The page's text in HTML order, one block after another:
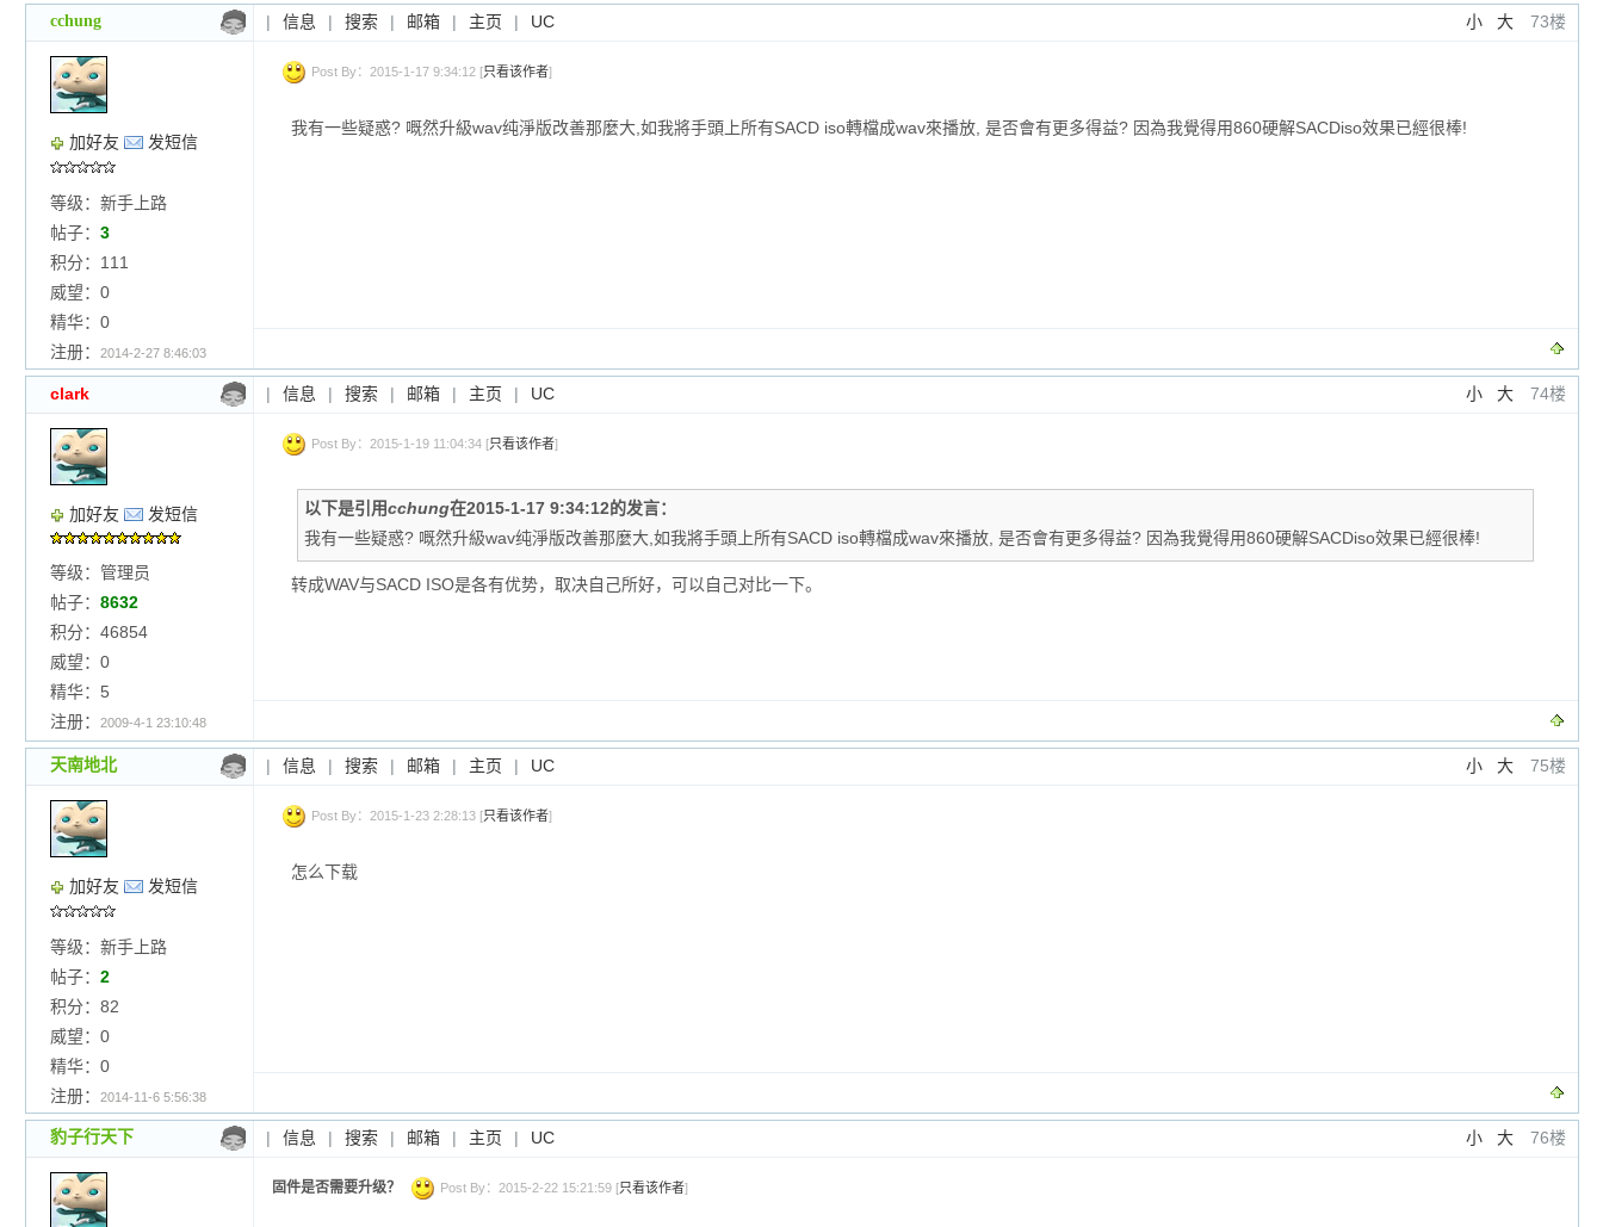
cchung 小 大 73楼
| 信息 | 搜索 | 邮箱 | 主页 | UC
加好友 发短信
等级：新手上路
帖子： 3
积分：111
威望：0
精华：0
注册：
2014-2-27 8:46:03
Post By：2015-1-17 9:34:12 [只看该作者]
我有一些疑惑? 嘅然升級wav纯淨版改善那麼大,如我將手頭上所有SACD iso轉檔成wav來播放, 是否會有更多得益? 因為我覺得用860硬解SACDiso效果已經很棒!
clark 小 大 74楼
| 信息 | 搜索 | 邮箱 | 主页 | UC
加好友 发短信
等级：管理员
帖子： 8632
积分：46854
威望：0
精华：5
注册：
2009-4-1 23:10:48
Post By：2015-1-19 11:04:34 [只看该作者]
以下是引用cchung在2015-1-17 9:34:12的发言：
我有一些疑惑? 嘅然升級wav纯淨版改善那麼大,如我將手頭上所有SACD iso轉檔成wav來播放, 是否會有更多得益? 因為我覺得用860硬解SACDiso效果已經很棒!
转成WAV与SACD ISO是各有优势，取决自己所好，可以自己对比一下。
天南地北 小 大 75楼
| 信息 | 搜索 | 邮箱 | 主页 | UC
加好友 发短信
等级：新手上路
帖子： 2
积分：82
威望：0
精华：0
注册：
2014-11-6 5:56:38
Post By：2015-1-23 2:28:13 [只看该作者]
怎么下载
豹子行天下 小 大 76楼
| 信息 | 搜索 | 邮箱 | 主页 | UC
固件是否需要升级？ Post By：2015-2-22 15:21:59 [只看该作者]